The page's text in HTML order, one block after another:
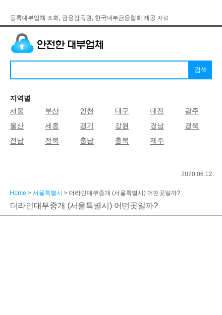
등록대부업체 조회, 금융감독원, 한국대부금융협회 제공 자료
지역별
서울
부산 인천 대구 대전
광주
울산
세종 경기 강원 경남
경북
전남
전북 충남 충북 제주
2020.06.12
Home > 서울특별시 > 더라인대부중개 (서울특별시) 어떤곳일까?
더라인대부중개 (서울특별시) 어떤곳일까?